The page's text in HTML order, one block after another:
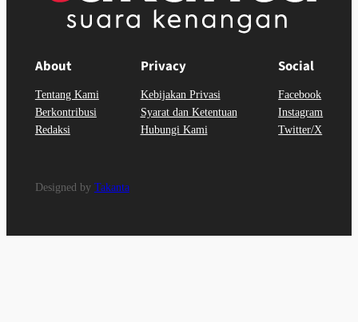
About
Tentang Kami
Berkontribusi
Redaksi
Privacy
Kebijakan Privasi
Syarat dan Ketentuan
Hubungi Kami
Social
Facebook
Instagram
Twitter/X
Designed by Takanta